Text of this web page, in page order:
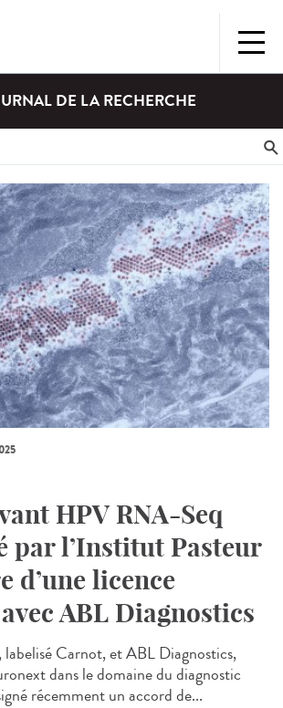
DE LA RECHERCHE
HPV RNA-Seq
par l’Institut Pasteur
d’une licence
ABL Diagnostics
labelisé Carnot, et ABL Diagnostics,
dans le domaine du diagnostic
récemment un accord de...